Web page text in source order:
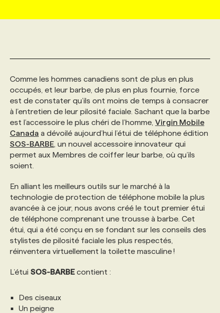
AFFAIRES DE L'INDUSTRIE
INITIATIVES NUMÉRIQUES
PRIX ET DISTINCTIONS
TENDANCES
WEB & MÉDIAS SOCIAUX
MARKETING DURABLE
GEO/SEO
ÉVÉNEMENTIEL
INFOLETTRE PUBLICITÉ
ANNONCEZ AVEC NOUS
CONSULTER LA CVTHÈQUE
PROFIL ENTREPRISE
FAQ
ANNONCEZ AVEC NOUS
VOIR LES OFFRES
PROFIL CANDIDAT
FAQ
ANNONCEZ AVEC NOUS
NOS FORMATIONS EN LIGNE
NOS PARCOURS DE FORMATIONS
FORMATIONS PERSONNALISÉES
NOS FORMATEUR‧RICES
POURQUOI CHOISIR NOS FORMATIONS
NOS TARIFS
PROGRAMMES DE SUBVENTIONS
FAQ
ANNONCEZ AVEC NOUS
CHASSE DE TÊTE
SERVICE DE CHASSE DE TÊTE
NOS TARIFS
NOS EXPERTISES
FAQ
ANNONCEZ AVEC NOUS
Comme les hommes canadiens sont de plus en plus
occupés, et leur barbe, de plus en plus fournie, force
est de constater qu’ils ont moins de temps à consacrer
à l’entretien de leur pilosité faciale. Sachant que la barbe
est l’accessoire le plus chéri de l’homme, Virgin Mobile
Canada a dévoilé aujourd’hui l’étui de téléphone édition
SOS-BARBE , un nouvel accessoire innovateur qui
permet aux Membres de coiffer leur barbe, où qu’ils
soient.
En alliant les meilleurs outils sur le marché à la
technologie de protection de téléphone mobile la plus
avancée à ce jour, nous avons créé le tout premier étui
de téléphone comprenant une trousse à barbe. Cet
étui, qui a été conçu en se fondant sur les conseils des
stylistes de pilosité faciale les plus respectés,
réinventera virtuellement la toilette masculine !
L’étui SOS-BARBEcontient :
Des ciseaux
Un peigne